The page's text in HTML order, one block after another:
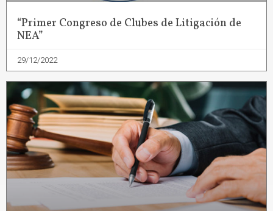
“Primer Congreso de Clubes de Litigación de
NEA”
29/12/2022